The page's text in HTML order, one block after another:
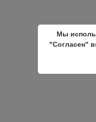
Мы
"Согласен"